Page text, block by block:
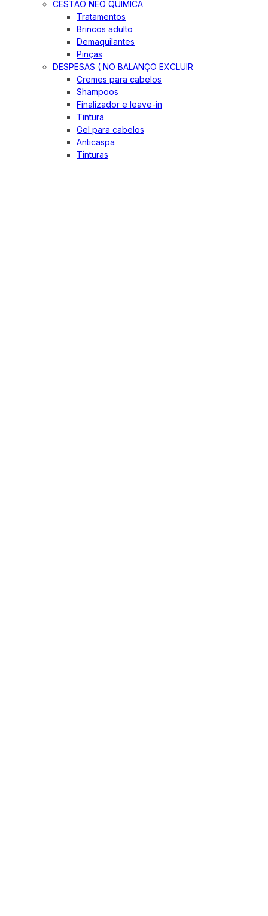
CESTÃO NEO QUIMICA
Tratamentos
Brincos adulto
Demaquilantes
Pinças
DESPESAS ( NO BALANÇO EXCLUIR
Cremes para cabelos
Shampoos
Finalizador e leave-in
Tintura
Gel para cabelos
Anticaspa
Tinturas